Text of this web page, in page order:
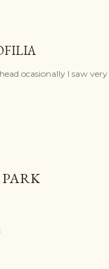
ocasionally I saw